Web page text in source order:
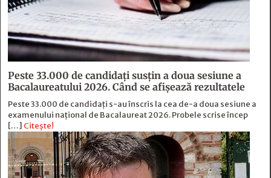
Peste 33.000 de candidați susțin a doua sesiune a
Bacalaureatului 2026. Când se afișează rezultatele
Peste 33.000 de candidați s-au înscris la cea de-a doua sesiune a
examenului național de Bacalaureat 2026. Probele scrise încep
[…] Citește!